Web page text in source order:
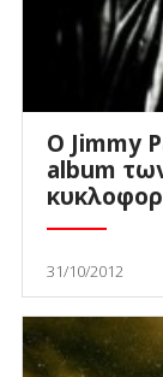
Ο Jimmy
album
31/10/2012